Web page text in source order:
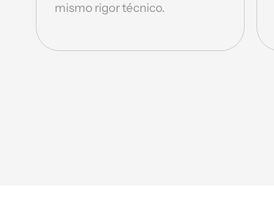
mismo rigor técnico.